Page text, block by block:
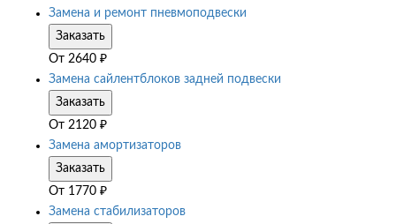
Замена и ремонт пневмоподвески
Заказать
От 2640 ₽
Замена сайлентблоков задней подвески
Заказать
От 2120 ₽
Замена амортизаторов
Заказать
От 1770 ₽
Замена стабилизаторов